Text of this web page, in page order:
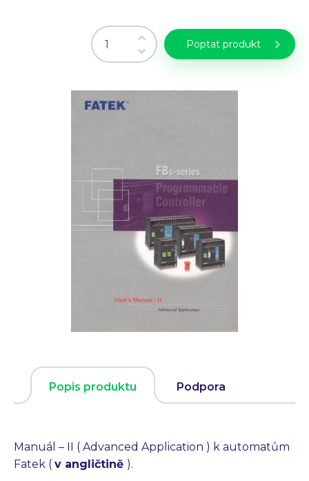
Poptat produkt
Popis produktu Podpora
Manuál – II ( Advanced Application ) k automatům
Fatek ( v angličtině ).